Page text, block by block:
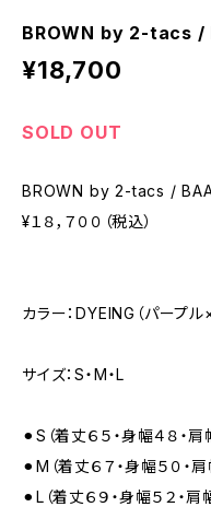
BROWN by 2-tacs /
¥18,700
SOLD OUT
BROWN by 2-tacs /
¥１８，７００（税込）
カラー：DYEING（パープル
サイズ：S・M・L
⚫︎S（着丈６５・身幅４８・肩
⚫︎M（着丈６７・身幅５０・肩
⚫︎L（着丈６９・身幅５２・肩